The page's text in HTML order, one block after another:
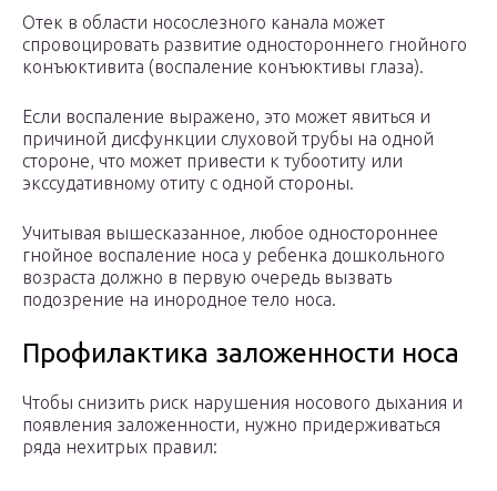
Отек в области носослезного канала может
спровоцировать развитие одностороннего гнойного
конъюктивита (воспаление конъюктивы глаза).
Если воспаление выражено, это может явиться и
причиной дисфункции слуховой трубы на одной
стороне, что может привести к тубоотиту или
экссудативному отиту с одной стороны.
Учитывая вышесказанное, любое одностороннее
гнойное воспаление носа у ребенка дошкольного
возраста должно в первую очередь вызвать
подозрение на инородное тело носа.
Профилактика заложенности носа
Чтобы снизить риск нарушения носового дыхания и
появления заложенности, нужно придерживаться
ряда нехитрых правил: